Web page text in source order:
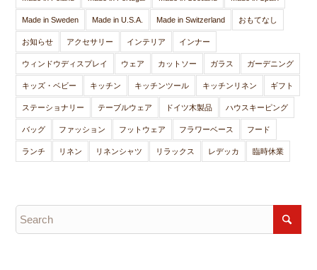
Made in Sweden Made in U.S.A. Made in Switzerland おもてなし
お知らせ アクセサリー インテリア インナー
ウィンドウディスプレイ ウェア カットソー ガラス ガーデニング
キッズ・ベビー キッチン キッチンツール キッチンリネン ギフト
ステーショナリー テーブルウェア ドイツ木製品 ハウスキーピング
バッグ ファッション フットウェア フラワーベース フード
ランチ リネン リネンシャツ リラックス レデッカ 臨時休業